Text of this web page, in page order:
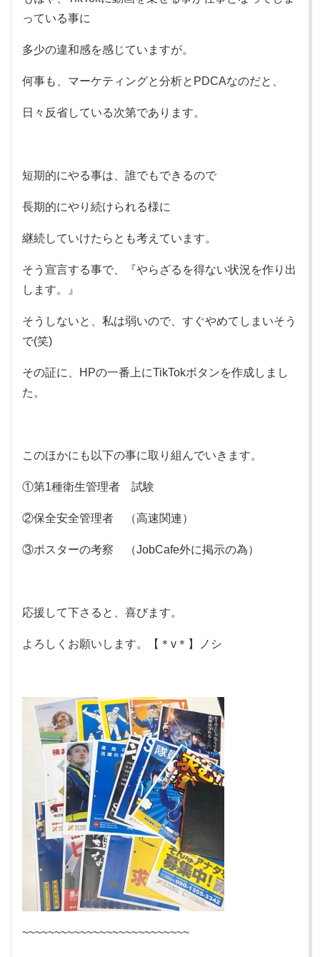
っている事に
多少の違和感を感じていますが。
何事も、マーケティングと分析とPDCAなのだと、
日々反省している次第であります。
短期的にやる事は、誰でもできるので
長期的にやり続けられる様に
継続していけたらとも考えています。
そう宣言する事で、『やらざるを得ない状況を作り出
します。』
そうしないと、私は弱いので、すぐやめてしまいそう
で(笑)
その証に、HPの一番上にTikTokボタンを作成しまし
た。
このほかにも以下の事に取り組んでいきます。
①第1種衛生管理者 試験
②保全安全管理者 （高速関連）
③ポスターの考察 （JobCafe外に掲示の為）
応援して下さると、喜びます。
よろしくお願いします。【＊v＊】ノシ
~~~~~~~~~~~~~~~~~~~~~~~~~~